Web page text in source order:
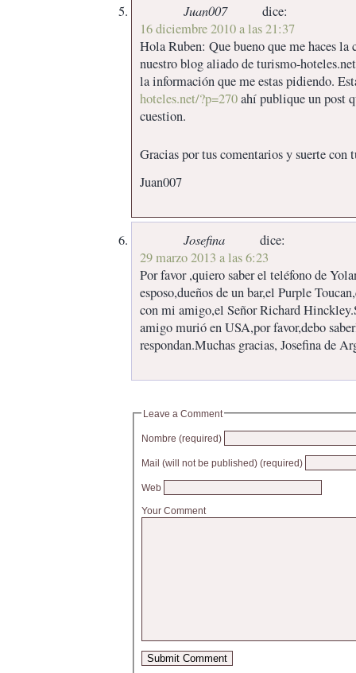
Juan007
dice:
16 diciembre 2010 a las 21:37
Hola Ruben: Que bueno que me haces la
nuestro blog aliado de turismo-
la información que me estas pidiendo.
hoteles.net/?p=270ahí publique un post
cuestion.
Gracias por tus comentarios y suerte con
Juan007
Josefina
dice:
29 marzo 2013 a las 6:23
Por favor ,quiero saber el teléfono de
esposo,dueños de un bar,el Purple
con mi amigo,el Señor Richard
amigo murió en USA,por favor,debo
respondan.Muchas gracias, Josefina de
Leave a Comment
Nombre (required)
Mail (will not be published) (required)
Web
Your Comment